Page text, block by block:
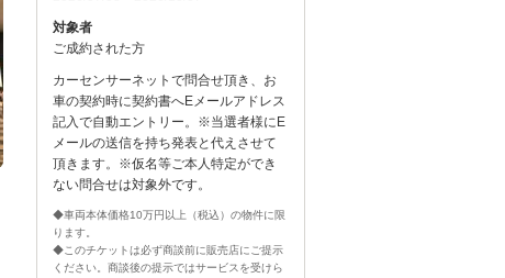
対象者
ご成約された方
カーセンサーネットで問合せ頂き、お
車の契約時に契約書へEメールアドレス
記入で自動エントリー。※当選者様にE
メールの送信を持ち発表と代えさせて
頂きます。※仮名等ご本人特定ができ
ない問合せは対象外です。
◆車両本体価格10万円以上（税込）の物件に限
ります。
◆このチケットは必ず商談前に販売店にご提示
ください。商談後の提示ではサービスを受けら